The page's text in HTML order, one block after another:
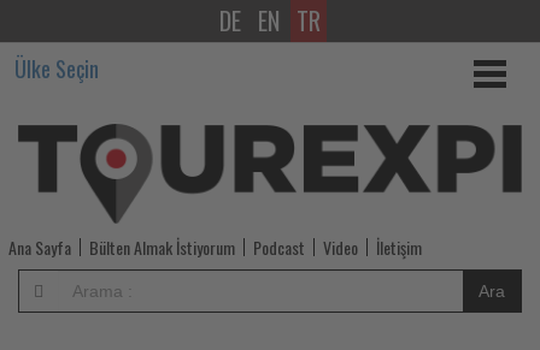
Karşıyaka’nın
Ücretsiz
Kültür
Turlarına
Yoğun
İlgi
DE EN TR
Ülke Seçin
Ana Sayfa Bülten Almak İstiyorum Podcast Video İletişim
Ara